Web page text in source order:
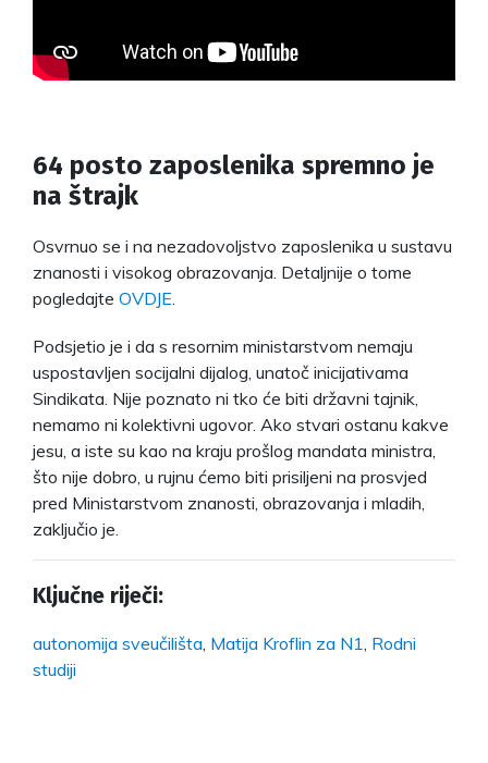
64 posto zaposlenika spremno je
na štrajk
Osvrnuo se i na nezadovoljstvo zaposlenika u sustavu
znanosti i visokog obrazovanja. Detaljnije o tome
pogledajte OVDJE
Podsjetio je i da s resornim ministarstvom nemaju
uspostavljen socijalni dijalog, unatoč inicijativama
Sindikata. Nije poznato ni tko će biti državni tajnik,
nemamo ni kolektivni ugovor. Ako stvari ostanu kakve
jesu, a iste su kao na kraju prošlog mandata ministra,
što nije dobro, u rujnu ćemo biti prisiljeni na prosvjed
pred Ministarstvom znanosti, obrazovanja i mladih,
zaključio je.
Ključne riječi:
autonomija sveučilišta Matija Kroflin za N1 Rodni
studiji